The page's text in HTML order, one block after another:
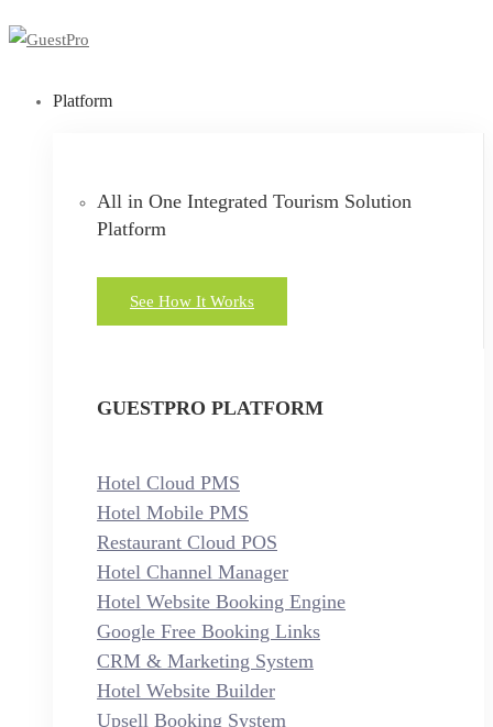
Platform
All in One Integrated Tourism Solution
Platform
See How It Works
GUESTPRO PLATFORM
Hotel Cloud PMS
Hotel Mobile PMS
Restaurant Cloud POS
Hotel Channel Manager
Hotel Website Booking Engine
Google Free Booking Links
CRM & Marketing System
Hotel Website Builder
Upsell Booking System